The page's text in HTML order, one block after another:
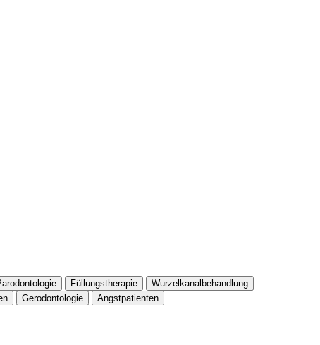
Füllungstherapie
Wurzelkanalbehandlung
Gerodontologie Angstpatienten